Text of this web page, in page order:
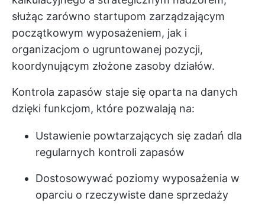
służąc zarówno startupom zarządzającym
początkowym wyposażeniem, jak i
organizacjom o ugruntowanej pozycji,
koordynującym złożone zasoby działów.
Kontrola zapasów staje się oparta na danych
dzięki funkcjom, które pozwalają na:
Ustawienie powtarzających się zadań dla
regularnych kontroli zapasów
Dostosowywać poziomy wyposażenia w
oparciu o rzeczywiste dane sprzedaży